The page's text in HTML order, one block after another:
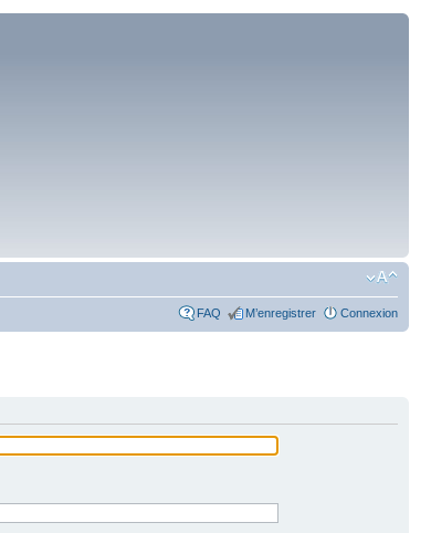
FAQ M’enregistrer Connexion